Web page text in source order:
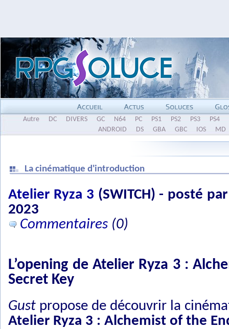
Autre DC DIVERS GC N64 PC PS1 PS2 PS3
PS4
ANDROID
DS GBA GBC IOS MD
La cinématique d'introduction
Atelier Ryza 3 (SWITCH) - posté
2023
Commentaires (0)
L’opening de Atelier Ryza 3 :
Secret Key
Gust propose de découvrir la
Atelier Ryza 3 : Alchemist of the